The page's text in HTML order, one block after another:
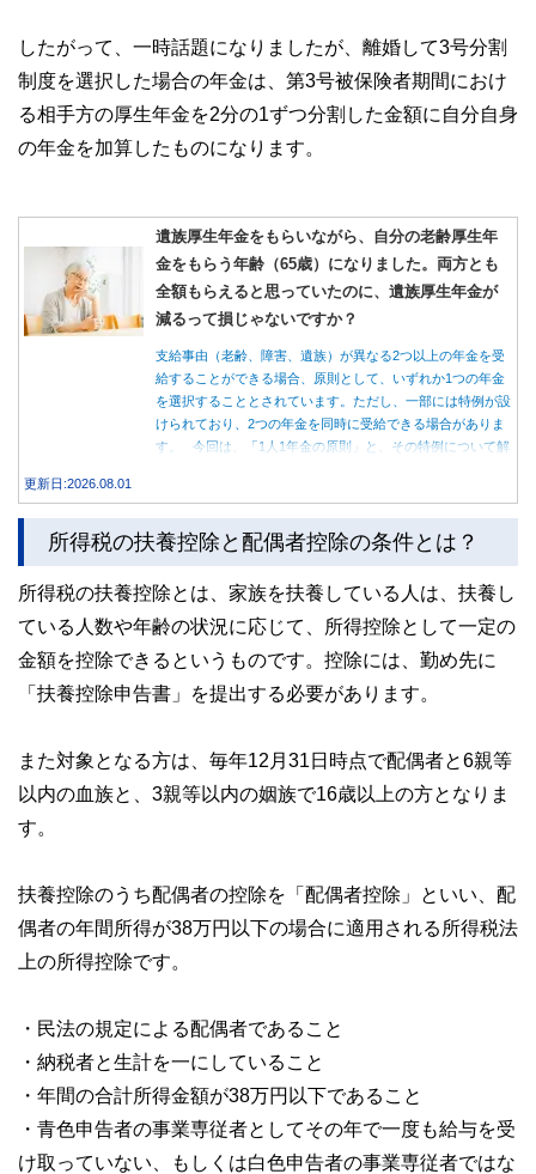
したがって、一時話題になりましたが、離婚して3号分割
制度を選択した場合の年金は、第3号被保険者期間におけ
る相手方の厚生年金を2分の1ずつ分割した金額に自分自身
の年金を加算したものになります。
遺族厚生年金をもらいながら、自分の老齢厚生年
金をもらう年齢（65歳）になりました。両方とも
全額もらえると思っていたのに、遺族厚生年金が
減るって損じゃないですか？
支給事由（老齢、障害、遺族）が異なる2つ以上の年金を受
給することができる場合、原則として、いずれか1つの年金
を選択することとされています。ただし、一部には特例が設
けられており、2つの年金を同時に受給できる場合がありま
す。 今回は、「1人1年金の原則」と、その特例について解
更新日:2026.08.01
所得税の扶養控除と配偶者控除の条件とは？
所得税の扶養控除とは、家族を扶養している人は、扶養し
ている人数や年齢の状況に応じて、所得控除として一定の
金額を控除できるというものです。控除には、勤め先に
「扶養控除申告書」を提出する必要があります。
また対象となる方は、毎年12月31日時点で配偶者と6親等
以内の血族と、3親等以内の姻族で16歳以上の方となりま
す。
扶養控除のうち配偶者の控除を「配偶者控除」といい、配
偶者の年間所得が38万円以下の場合に適用される所得税法
上の所得控除です。
・民法の規定による配偶者であること
・納税者と生計を一にしていること
・年間の合計所得金額が38万円以下であること
・青色申告者の事業専従者としてその年で一度も給与を受
け取っていない、もしくは白色申告者の事業専従者ではな